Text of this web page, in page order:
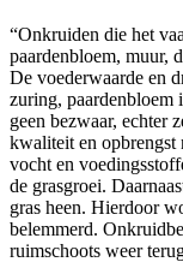
“Onkruiden die het
paardenbloem, muur,
De voederwaarde en
zuring, paardenbloem
geen bezwaar, echter
kwaliteit en opbrengst
vocht en
de grasgroei.
gras heen. Hierdoor
belemmerd.
ruimschoots weer